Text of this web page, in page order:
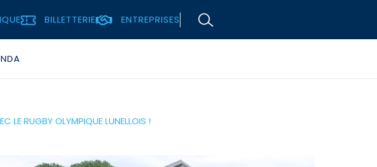
BILLETTERIE ENTREPRISES
LE RUGBY OLYMPIQUE LUNELLOIS !